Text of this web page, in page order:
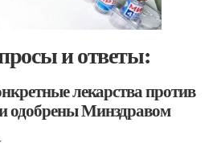
и ответы:
лекарства против
одобрены Минздравом